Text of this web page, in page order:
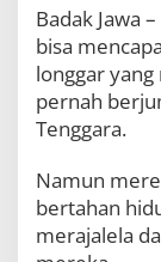
Badak Jawa
bisa
longgar
pernah
Tenggara.
Namun
bertahan
merajalela